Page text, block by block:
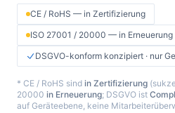
CE / RoHS — in Zertifizierung
ISO 27001 / 20000 — in Erneuerung
DSGVO-konform konzipiert · nur
* CE / RoHS sind in Zertifizierung
20000 in Erneuerung; DSGVO ist
auf Geräteebene, keine